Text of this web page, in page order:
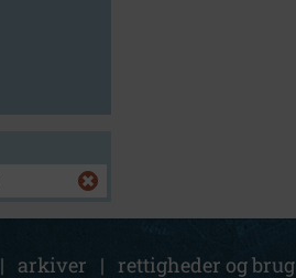
| arkiver | rettigheder og brug